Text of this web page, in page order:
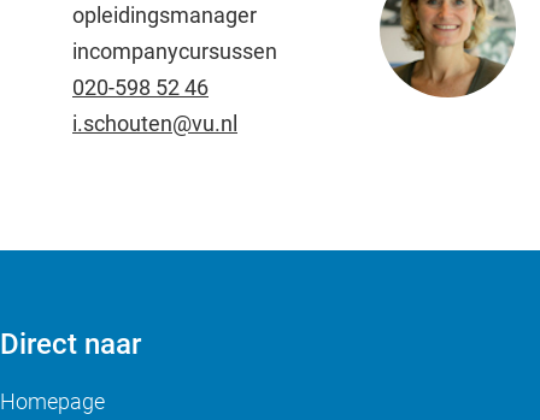
opleidingsmanager
incompanycursussen
020-598 52 46
i.schouten@vu.nl
Direct naar
Homepage